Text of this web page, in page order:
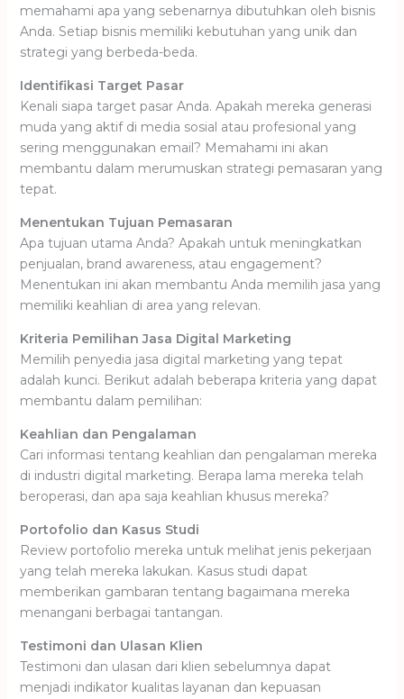
memahami apa yang sebenarnya dibutuhkan oleh bisnis
Anda. Setiap bisnis memiliki kebutuhan yang unik dan
strategi yang berbeda-beda.
Identifikasi Target Pasar
Kenali siapa target pasar Anda. Apakah mereka generasi
muda yang aktif di media sosial atau profesional yang
sering menggunakan email? Memahami ini akan
membantu dalam merumuskan strategi pemasaran yang
tepat.
Menentukan Tujuan Pemasaran
Apa tujuan utama Anda? Apakah untuk meningkatkan
penjualan, brand awareness, atau engagement?
Menentukan ini akan membantu Anda memilih jasa yang
memiliki keahlian di area yang relevan.
Kriteria Pemilihan Jasa Digital Marketing
Memilih penyedia jasa digital marketing yang tepat
adalah kunci. Berikut adalah beberapa kriteria yang dapat
membantu dalam pemilihan:
Keahlian dan Pengalaman
Cari informasi tentang keahlian dan pengalaman mereka
di industri digital marketing. Berapa lama mereka telah
beroperasi, dan apa saja keahlian khusus mereka?
Portofolio dan Kasus Studi
Review portofolio mereka untuk melihat jenis pekerjaan
yang telah mereka lakukan. Kasus studi dapat
memberikan gambaran tentang bagaimana mereka
menangani berbagai tantangan.
Testimoni dan Ulasan Klien
Testimoni dan ulasan dari klien sebelumnya dapat
menjadi indikator kualitas layanan dan kepuasan